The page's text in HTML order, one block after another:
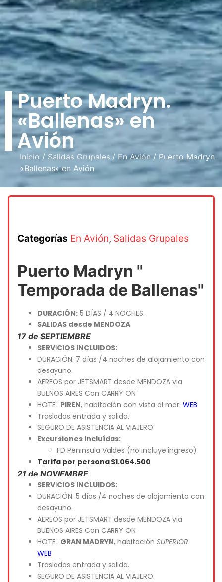
Puerto Madryn.
«Ballenas» en
Avión
Inicio / Salidas Grupales / En Avión / Puerto Madryn.
«Ballenas» en Avión
Categorías En Avión, Salidas Grupales
Puerto Madryn "
Temporada de Ballenas"
DURACIÓN: 5 DÍAS / 4 NOCHES.
SALIDAS desde MENDOZA
17 de SEPTIEMBRE
SERVICIOS INCLUIDOS:
DURACIÓN: 7 días /4 noches de alojamiento con
desayuno.
AEREOS por JETSMART desde MENDOZA via
BUENOS AIRES Con CARRY ON
HOTEL PIREN, habitación con vista al mar. WEB
Traslados entrada y salida.
SEGURO DE ASISTENCIA AL VIAJERO.
Excursiones incluídas:
FD Peninsula Valdes (no incluye ingreso)
Tarifa por persona $1.064.500
21 de NOVIEMBRE
SERVICIOS INCLUIDOS:
DURACIÓN: 5 días /4 noches de alojamiento con
desayuno.
AEREOS por JETSMART desde MENDOZA via
BUENOS AIRES Con CARRY ON
HOTEL GRAN MADRYN, habitación SUPERIOR.
WEB
Traslados entrada y salida.
SEGURO DE ASISTENCIA AL VIAJERO.